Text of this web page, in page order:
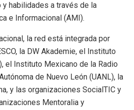
habilidades a través de la
e Informacional (AMI).
la red está integrada por
la DW Akademie, el Instituto
el Instituto Mexicano de la Radio
de Nuevo León (UANL), la
y las organizaciones SocialTIC y
Mentoralia y